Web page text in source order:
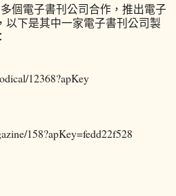
個電子書刊公司合作，推出電子
以下是其中一家電子書刊公司製
12368?apKey
158?apKey=fedd22f528